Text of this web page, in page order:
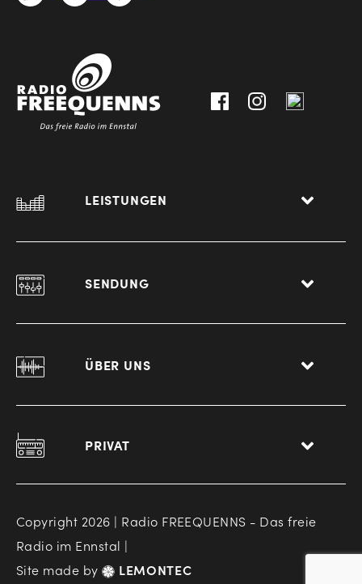
LEISTUNGEN
SENDUNG
ÜBER UNS
PRIVAT
Copyright 2026 | Radio FREEQUENNS - Das freie
Radio im Ennstal |
Site made by
LEMONTEC